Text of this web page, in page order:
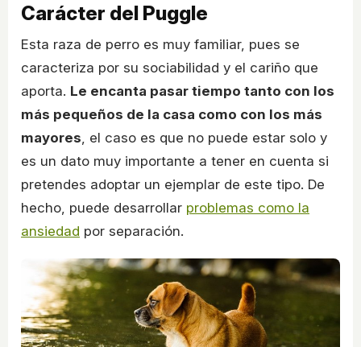
Carácter del Puggle
Esta raza de perro es muy familiar, pues se
caracteriza por su sociabilidad y el cariño que
aporta. Le encanta pasar tiempo tanto con los
más pequeños de la casa como con los más
mayores , el caso es que no puede estar solo y
es un dato muy importante a tener en cuenta si
pretendes adoptar un ejemplar de este tipo. De
hecho, puede desarrollar problemas como la
ansiedad por separación.